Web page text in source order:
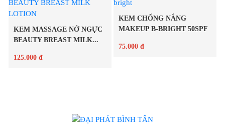
Chi tiết
KEM MASSAGE NỞ NGỰC
BEAUTY BREAST MILK...
125.000 đ
KEM CHỐNG NẮNG
MAKEUP B-BRIGHT 50SPF
75.000 đ